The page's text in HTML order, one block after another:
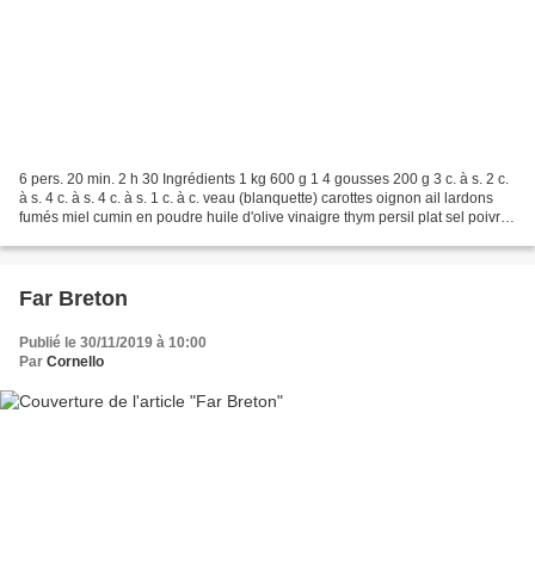
6 pers. 20 min. 2 h 30 Ingrédients 1 kg 600 g 1 4 gousses 200 g 3 c. à s. 2 c.
à s. 4 c. à s. 4 c. à s. 1 c. à c. veau (blanquette) carottes oignon ail lardons
fumés miel cumin en poudre huile d'olive vinaigre thym persil plat sel poivre
Far Breton
Publié le 30/11/2019 à 10:00
Par Cornello